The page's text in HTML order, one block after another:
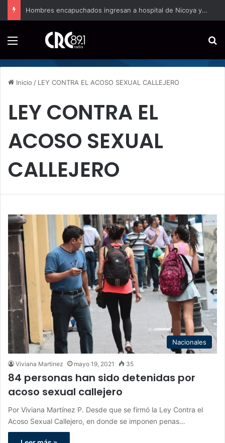
Hombres encapuchados ingresan a hospital de Nicoya y matan a paciente a balazos
Inicio / LEY CONTRA EL ACOSO SEXUAL CALLEJERO
LEY CONTRA EL
ACOSO SEXUAL
CALLEJERO
Nacionales
Viviana Martinez mayo 19, 2021 35
84 personas han sido detenidas por
acoso sexual callejero
Por Viviana Martínez P. Desde que se firmó la Ley Contra el
Acoso Sexual Callejero, en donde se imponen penas…